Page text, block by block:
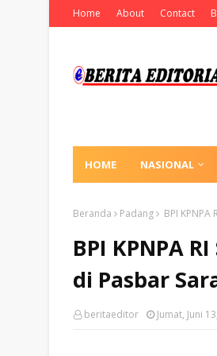
Home About Contact
HOME NASIONAL
Beranda Padang BPI
BPI KPNPA
di Pasbar
beritaeditor Jumat, Juni